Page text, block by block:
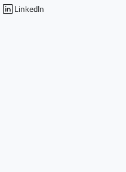
LinkedIn